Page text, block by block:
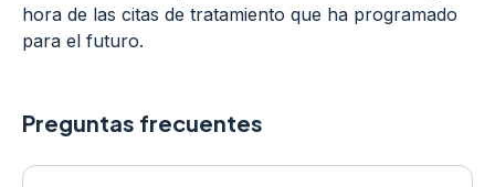
hora de las citas de tratamiento que ha programado
para el futuro.
Preguntas frecuentes